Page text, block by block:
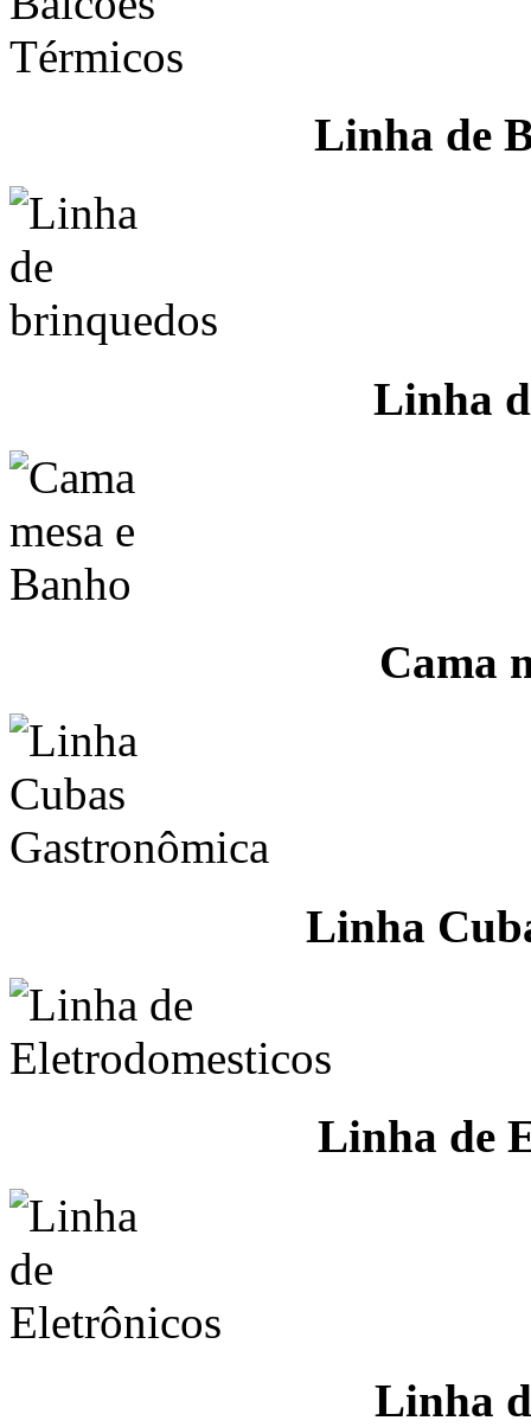
Linha de
Linha
Cama
Linha
Linha de
Linha